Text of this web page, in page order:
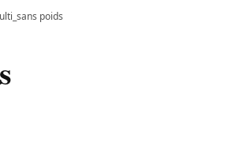
poids